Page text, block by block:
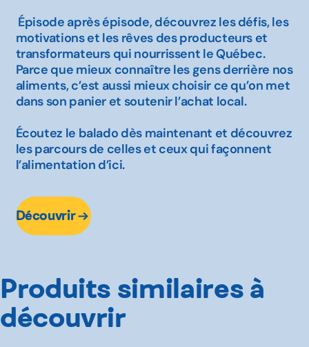
Épisode après épisode, découvrez les défis, les
motivations et les rêves des producteurs et
transformateurs qui nourrissent le Québec.
Parce que mieux connaître les gens derrière nos
aliments, c’est aussi mieux choisir ce qu’on met
dans son panier et soutenir l’achat local.
Écoutez le balado dès maintenant et découvrez
les parcours de celles et ceux qui façonnent
l’alimentation d’ici.
Découvrir
Produits similaires à
découvrir